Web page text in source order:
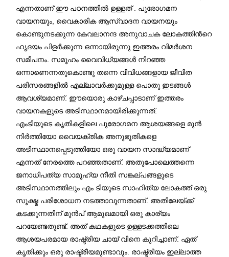
എന്നതാണ് ഈ പഠനത്തില്‍ ഉള്ളത് . പുരോഗമന
വായനയും, വെെകാരിക ആസ്വാദന വായനയും
കൊണ്ടുനടക്കുന്ന കേവലാനന്ദ അനുവാചക ലോകത്തിന്‍റെ
ഹൃദയം പിളർക്കുന്ന ഒന്നായിരുന്നു ഇത്തരം വിമര്‍ശന
സമീപനം. സമൂഹം വൈവിധ്യങ്ങൾ നിറഞ്ഞ
ഒന്നാണെന്നതുകൊണ്ടു തന്നെ വിവിധങ്ങളായ ജീവിത
പരിസരങ്ങളില്‍ എല്ലാവര്‍ക്കുമുള്ള പൊതു ഇടങ്ങൾ
ആവശ്യമാണ്. ഈയൊരു കാഴ്ചപ്പാടാണ്‌ ഇത്തരം
വായനകളുടെ അടിസ്ഥാനമായിരിക്കുന്നത്.
എംടിയുടെ കൃതികളിലെ പുരോഗമന ആശയങ്ങളെ മുന്‍
നിര്‍ത്തിയോ വെെയക്തിക അനുഭൂതികളെ
അടിസ്ഥാനപ്പെടുത്തിയോ ഒരു വായന സാദ്ധ്യമാണ്
എന്നത് നേരത്തെ പറഞ്ഞതാണ്. അതുപോലെത്തന്നെ
ജനാധിപത്യ സാമൂഹ്യ നീതി സങ്കല്പങ്ങളുടെ
അടിസ്ഥാനത്തിലും എം ടിയുടെ സാഹിത്യ ലോകത്ത് ഒരു
സൂക്ഷ്മ പരിശോധന നടത്താവുന്നതാണ്. അതിലേയ്ക്ക്
കടക്കുന്നതിന് മുന്‍പ് ആമുഖമായി ഒരു കാര്യം
പറയേണ്ടതുണ്ട്. അത് കഥകളുടെ ഉള്ളടക്കത്തിലെ
ആശയപരമായ രാഷ്ട്രിയ ചായ് വിനെ കുറിച്ചാണ്. ഏത്
കൃതിക്കും ഒരു രാഷ്ട്രീയമുണ്ടാവും. രാഷ്ട്രീയം ഇല്ലാത്ത